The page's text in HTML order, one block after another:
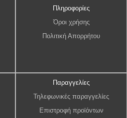
Πληροφορίες
Όροι χρήσης
Πολιτική Απορρήτου
Παραγγελίες
Τηλεφωνικές παραγγελίες
Επιστροφή προϊόντων